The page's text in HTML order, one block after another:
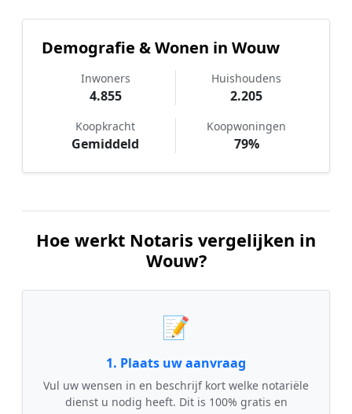
Demografie & Wonen in Wouw
Inwoners
4.855
Huishoudens
2.205
Koopkracht
Gemiddeld
Koopwoningen
79%
Hoe werkt Notaris vergelijken in
Wouw?
📝
1. Plaats uw aanvraag
Vul uw wensen in en beschrijf kort welke notariële
dienst u nodig heeft. Dit is 100% gratis en